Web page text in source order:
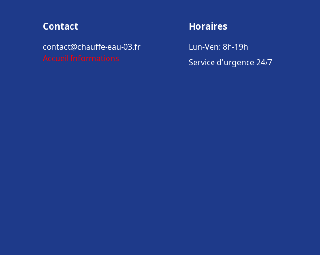
Contact
contact@chauffe-eau-03.fr
Accueil Informations
Horaires
Lun-Ven: 8h-19h
Service d'urgence 24/7